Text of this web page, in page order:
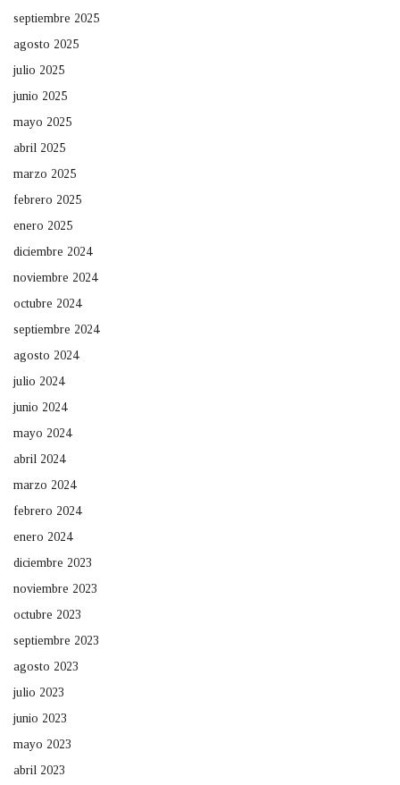
septiembre 2025
agosto 2025
julio 2025
junio 2025
mayo 2025
abril 2025
marzo 2025
febrero 2025
enero 2025
diciembre 2024
noviembre 2024
octubre 2024
septiembre 2024
agosto 2024
julio 2024
junio 2024
mayo 2024
abril 2024
marzo 2024
febrero 2024
enero 2024
diciembre 2023
noviembre 2023
octubre 2023
septiembre 2023
agosto 2023
julio 2023
junio 2023
mayo 2023
abril 2023